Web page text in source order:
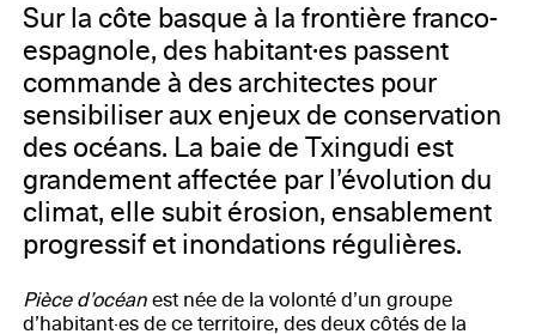
Sur la côte basque à la frontière franco-
espagnole, des habitant·es passent
commande à des architectes pour
sensibiliser aux enjeux de conservation
des océans. La baie de Txingudi est
grandement affectée par l’évolution du
climat, elle subit érosion, ensablement
progressif et inondations régulières.
Pièce d’océanest née de la volonté d’un groupe
d’habitant·es de ce territoire, des deux côtés de la